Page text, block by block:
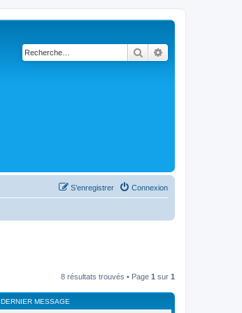
Rechercher
Connexion
S’enregistrer
8 résultats trouvés • Page 1 sur 1
DERNIER MESSAGE